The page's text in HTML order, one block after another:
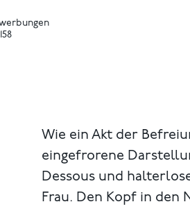
Wie ein Akt der
eingefrorene
Dessous und
Frau. Den Kopf in den